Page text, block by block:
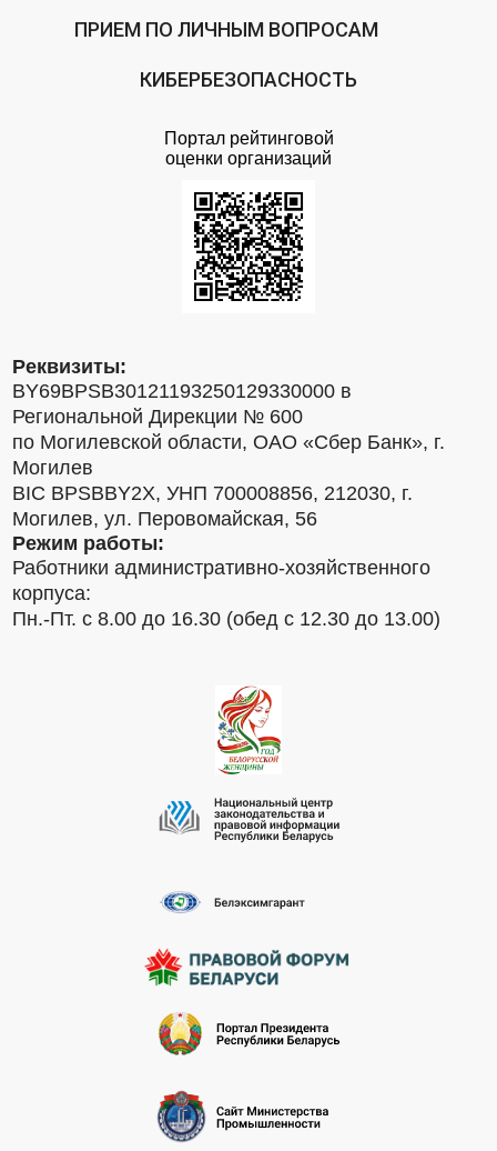
ПРИЕМ ПО ЛИЧНЫМ ВОПРОСАМ
КИБЕРБЕЗОПАСНОСТЬ
Портал рейтинговой
оценки организаций
Реквизиты:
BY69BPSB30121193250129330000 в
Региональной Дирекции № 600
по Могилевской области, ОАО «Сбер Банк», г.
Могилев
BIC BPSBBY2X, УНП 700008856, 212030, г.
Могилев, ул. Перовомайская, 56
Режим работы:
Работники административно-хозяйственного
корпуса:
Пн.-Пт. с 8.00 до 16.30 (обед с 12.30 до 13.00)